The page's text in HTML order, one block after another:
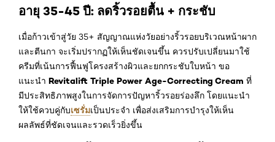
อายุ 35-45 ปี: ลดริ้วรอยตื้น + กระชับ
เมื่อก้าวเข้าสู่วัย 35+ สัญญาณแห่งวัยอย่างริ้วรอยบริเวณหน้าผาก
และตีนกา จะเริ่มปรากฏให้เห็นชัดเจนขึ้น ควรปรับเปลี่ยนมาใช้
ครีมที่เน้นการฟื้นฟูโครงสร้างผิวและยกกระชับใบหน้า ขอ
แนะนำ Revitalift Triple Power Age-Correcting Cream ที่
มีประสิทธิภาพสูงในการจัดการปัญหาริ้วรอยร่องลึก โดยแนะนำ
ให้ใช้ควบคู่กับเซรั่มเป็นประจำ เพื่อส่งเสริมการบำรุงให้เห็น
ผลลัพธ์ที่ชัดเจนและรวดเร็วยิ่งขึ้น